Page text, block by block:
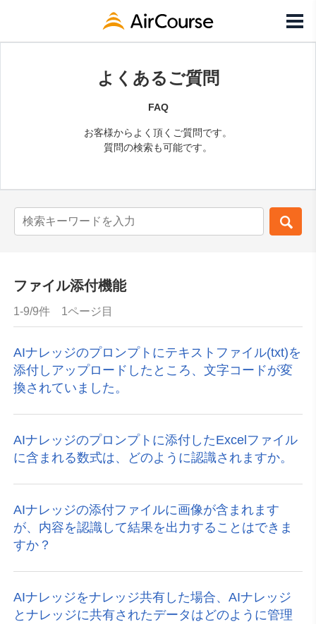
よくあるご質問
FAQ
お客様からよく頂くご質問です。
質問の検索も可能です。
ファイル添付機能
1-9/9件 1ページ目
AIナレッジのプロンプトにテキストファイル(txt)を
添付しアップロードしたところ、文字コードが変
換されていました。
AIナレッジのプロンプトに添付したExcelファイル
に含まれる数式は、どのように認識されますか。
AIナレッジの添付ファイルに画像が含まれます
が、内容を認識して結果を出力することはできま
すか？
AIナレッジをナレッジ共有した場合、AIナレッジ
とナレッジに共有されたデータはどのように管理